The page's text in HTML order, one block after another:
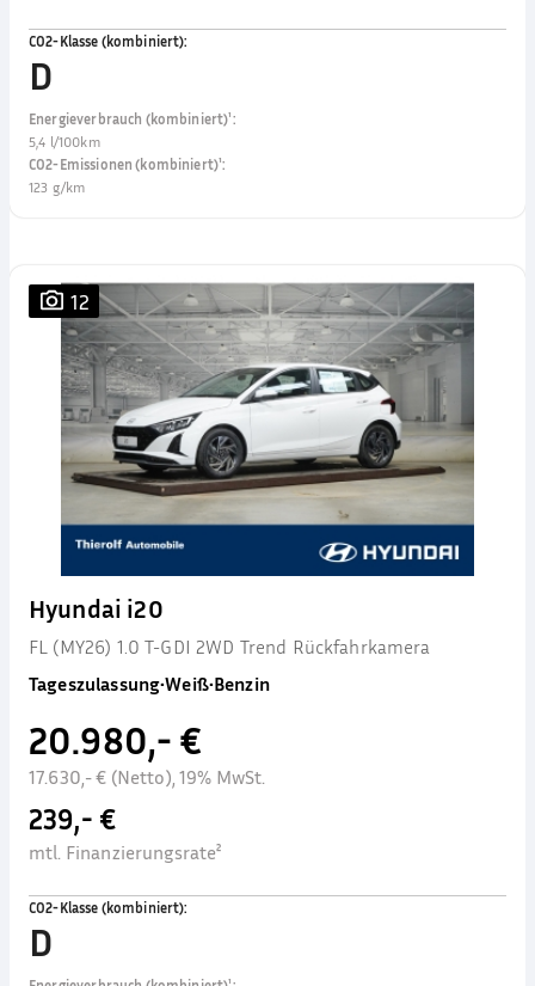
CO2-Klasse (kombiniert):
D
Energieverbrauch (kombiniert)¹:
5,4 l/100km
CO2-Emissionen (kombiniert)¹:
123 g/km
12
Hyundai i20
FL (MY26) 1.0 T-GDI 2WD Trend Rückfahrkamera
Tageszulassung•Weiß•Benzin
20.980,- €
17.630,- € (Netto), 19% MwSt.
239,- €
mtl. Finanzierungsrate²
CO2-Klasse (kombiniert):
D